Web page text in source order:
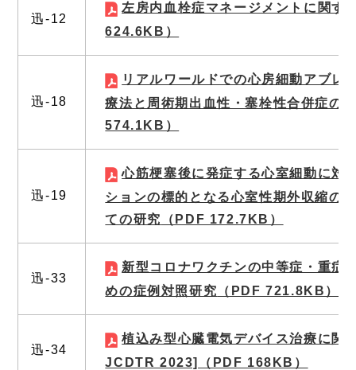
迅‐12
左房内血栓症マネージメントに関す
624.6KB）
迅‐18
リアルワールドでの心房細動アブレ
療法と周術期出血性・塞栓性合併症の
574.1KB）
迅‐19
心筋梗塞後に発症する心室細動に対
ションの標的となる心室性期外収縮の
ての研究
（PDF 172.7KB）
迅‐33
新型コロナワクチンの中等症・重症
めの症例対照研究 （PDF 721.8KB）
迅‐34
植込み型心臓電気デバイス治療に関
JCDTR 2023]
（PDF 168KB）